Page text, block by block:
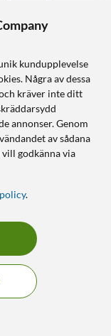
C- till USB-C-
Svart 1 m
(1293)
varianter
till 60 W
st
kundupplevelse
Några av dessa
kräver inte ditt
annonser. Genom
av sådana
godkänna via
.